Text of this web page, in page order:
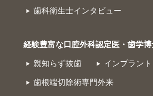
歯科衛生士インタビュー
経験豊富な口腔外科認定医・歯学
親知らず抜歯 インプラント
歯根端切除術専門外来